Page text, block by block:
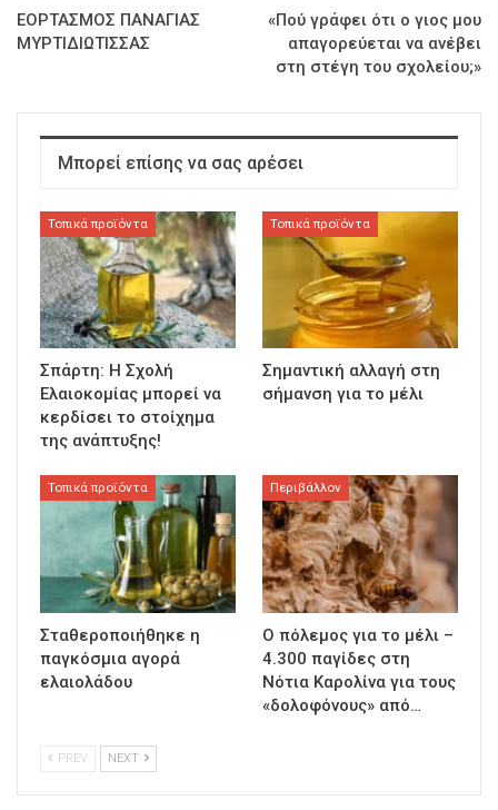
ΕΟΡΤΑΣΜΟΣ ΠΑΝΑΓΙΑΣ
ΜΥΡΤΙΔΙΩΤΙΣΣΑΣ
«Πού γράφει ότι ο γιoς μου
απαγορεύεται να ανέβει
στη στέγη του σχολείου;»
Μπορεί επίσης να σας αρέσει
Τοπικά προϊόντα
Σπάρτη: Η Σχολή
Ελαιοκομίας μπορεί να
κερδίσει το στοίχημα
της ανάπτυξης!
Τοπικά προϊόντα
Σημαντική αλλαγή στη
σήμανση για το μέλι
Τοπικά προϊόντα
Σταθεροποιήθηκε η
παγκόσμια αγορά
ελαιολάδου
Περιβάλλον
Ο πόλεμος για το μέλι –
4.300 παγίδες στη
Νότια Καρολίνα για τους
«δολοφόνους» από…
PREV NEXT